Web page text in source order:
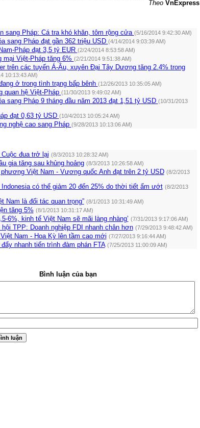
Theo VnExpress
sang Pháp: Cá tra khó khăn, tôm rộng cửa (5/16/2014 9:42:30 AM)
sang Pháp đạt gần 362 triệu USD (4/14/2014 9:03:39 AM)
Pháp đạt 3,5 tỷ EUR (2/24/2014 8:53:58 AM)
mại Việt-Pháp tăng 6% (2/21/2014 9:51:38 AM)
trên các tuyến Á-Âu, xuyên Đại Tây Dương tăng 2.4% trong
10:13:43 AM)
ở trong tình trạng bấp bênh (12/26/2013 10:35:05 AM)
quan hệ Việt-Pháp (11/30/2013 9:49:02 AM)
sang Pháp 9 tháng đầu năm 2013 đạt 1,51 tỷ USD (10/31/2013
đạt 0,63 tỷ USD (10/4/2013 10:05:24 AM)
nghệ cao sang Pháp (9/28/2013 10:13:06 AM)
đua trở lại (8/3/2013 10:28:32 AM)
gia tăng sau khủng hoảng (8/3/2013 10:26:58 AM)
Việt Nam - Vương quốc Anh đạt trên 2 tỷ USD (8/2/2013
có thể giảm 20 đến 25% do thời tiết ẩm ướt (8/2/2013
Nam là đối tác quan trọng” (8/1/2013 10:31:49 AM)
tăng 5% (8/1/2013 10:31:17 AM)
6%, kinh tế Việt Nam sẽ mãi làng nhàng’ (7/31/2013 9:17:06 AM)
TPP: Doanh nghiệp FDI nhanh chân hơn (7/29/2013 9:48:42 AM)
Nam - Hoa Kỳ lên tầm cao mới (7/27/2013 9:16:44 AM)
nhanh tiến trình đàm phán FTA (7/25/2013 11:00:09 AM)
Bình luận của bạn